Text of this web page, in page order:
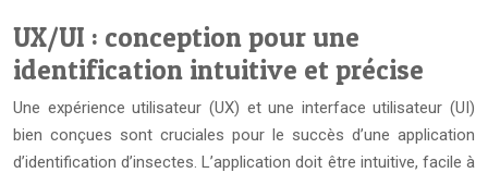
UX/UI : conception pour une
identification intuitive et précise
Une expérience utilisateur (UX) et une interface utilisateur (UI)
bien conçues sont cruciales pour le succès d’une application
d’identification d’insectes. L’application doit être intuitive, facile à